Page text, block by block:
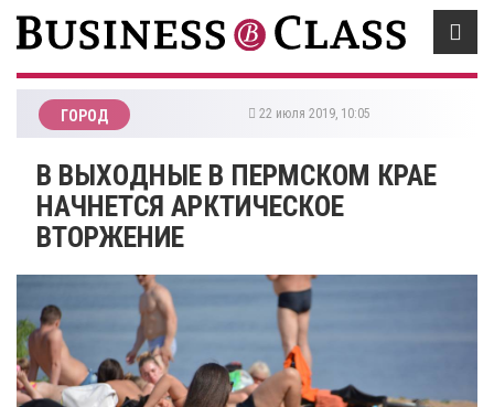
ГОРОД 22 июля 2019, 10:05
В ВЫХОДНЫЕ В ПЕРМСКОМ КРАЕ
НАЧНЕТСЯ АРКТИЧЕСКОЕ
ВТОРЖЕНИЕ